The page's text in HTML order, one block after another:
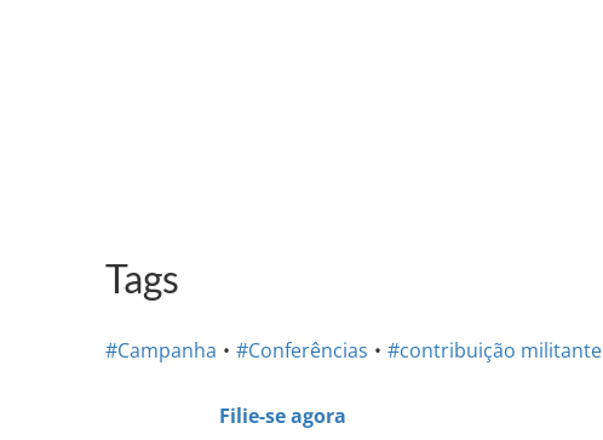
Tags
#Campanha #Conferências #contribuição militante
Filie-se agora